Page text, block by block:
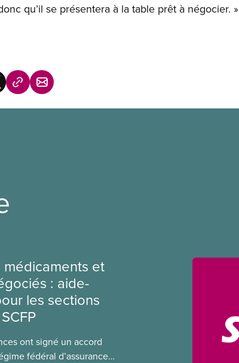
qu’il se présentera à la table prêt à négocier. »
et
: aide-
les sections
ont signé un accord
fédéral d’assurance